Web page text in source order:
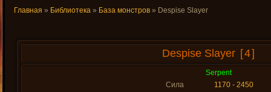
Главная » Библиотека » База монстров » Despise Slayer
Despise Slayer [4]
Serpent
Сила
1170 - 2450